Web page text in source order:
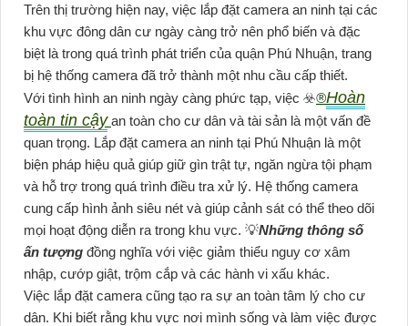
Trên thị trường hiện nay, việc lắp đặt camera an ninh tại các
khu vực đông dân cư ngày càng trở nên phổ biến và đặc
biệt là trong quá trình phát triển của quận Phú Nhuận, trang
bị hệ thống camera đã trở thành một nhu cầu cấp thiết.
Với tình hình an ninh ngày càng phức tạp, việc ☣️®️Hoàn
toàn tin cậy an toàn cho cư dân và tài sản là một vấn đề
quan trọng. Lắp đặt camera an ninh tại Phú Nhuận là một
biện pháp hiệu quả giúp giữ gìn trật tự, ngăn ngừa tội phạm
và hỗ trợ trong quá trình điều tra xử lý. Hệ thống camera
cung cấp hình ảnh siêu nét và giúp cảnh sát có thể theo dõi
mọi hoạt động diễn ra trong khu vực. 💡Những thông số
ấn tượng đồng nghĩa với việc giảm thiểu nguy cơ xâm
nhập, cướp giật, trộm cắp và các hành vi xấu khác.
Việc lắp đặt camera cũng tạo ra sự an toàn tâm lý cho cư
dân. Khi biết rằng khu vực nơi mình sống và làm việc được